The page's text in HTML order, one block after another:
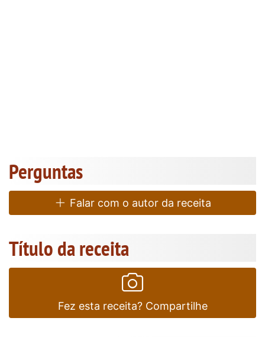
Perguntas
Falar com o autor da receita
Título da receita
Fez esta receita? Compartilhe